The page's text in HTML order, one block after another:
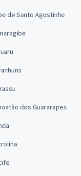
de Santo Agostinho
dos Guararapes